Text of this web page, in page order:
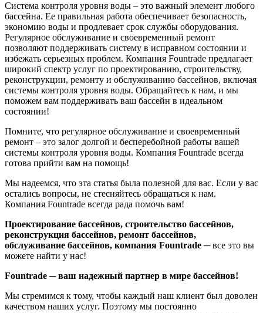
Система контроля уровня воды – это важный элемент любого
бассейна. Ее правильная работа обеспечивает безопасность,
экономию воды и продлевает срок службы оборудования.
Регулярное обслуживание и своевременный ремонт
позволяют поддерживать систему в исправном состоянии и
избежать серьезных проблем. Компания Fountrade предлагает
широкий спектр услуг по проектированию, строительству,
реконструкции, ремонту и обслуживанию бассейнов, включая
системы контроля уровня воды. Обращайтесь к нам, и мы
поможем вам поддерживать ваш бассейн в идеальном
состоянии!
Помните, что регулярное обслуживание и своевременный
ремонт – это залог долгой и бесперебойной работы вашей
системы контроля уровня воды. Компания Fountrade всегда
готова прийти вам на помощь!
Мы надеемся, что эта статья была полезной для вас. Если у вас
остались вопросы, не стесняйтесь обращаться к нам.
Компания Fountrade всегда рада помочь вам!
Проектирование бассейнов, строительство бассейнов,
реконструкция бассейнов, ремонт бассейнов,
обслуживание бассейнов, компания Fountrade ─ все это вы
можете найти у нас!
Fountrade ─ ваш надежный партнер в мире бассейнов!
Мы стремимся к тому, чтобы каждый наш клиент был доволен
качеством наших услуг. Поэтому мы постоянно